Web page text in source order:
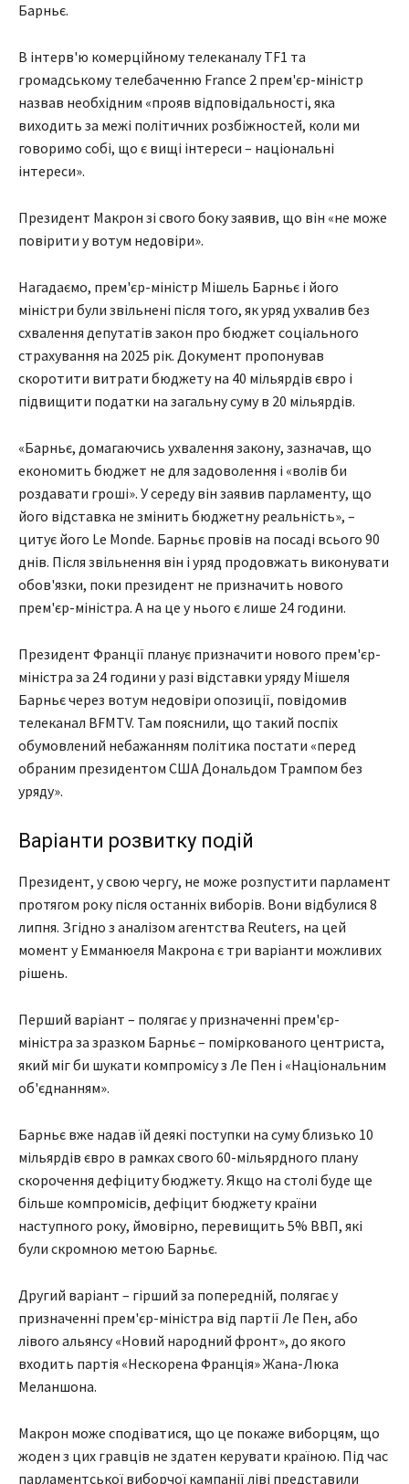
Барньє.
В інтерв'ю комерційному телеканалу TF1 та
громадському телебаченню France 2 прем'єр-міністр
назвав необхідним «прояв відповідальності, яка
виходить за межі політичних розбіжностей, коли ми
говоримо собі, що є вищі інтереси – національні
інтереси».
Президент Макрон зі свого боку заявив, що він «не може
повірити у вотум недовіри».
Нагадаємо, прем'єр-міністр Мішель Барньє і його
міністри були звільнені після того, як уряд ухвалив без
схвалення депутатів закон про бюджет соціального
страхування на 2025 рік. Документ пропонував
скоротити витрати бюджету на 40 мільярдів євро і
підвищити податки на загальну суму в 20 мільярдів.
«Барньє, домагаючись ухвалення закону, зазначав, що
економить бюджет не для задоволення і «волів би
роздавати гроші». У середу він заявив парламенту, що
його відставка не змінить бюджетну реальність», –
цитує його Le Monde. Барньє провів на посаді всього 90
днів. Після звільнення він і уряд продовжать виконувати
обов'язки, поки президент не призначить нового
прем'єр-міністра. А на це у нього є лише 24 години.
Президент Франції планує призначити нового прем'єр-
міністра за 24 години у разі відставки уряду Мішеля
Барньє через вотум недовіри опозиції, повідомив
телеканал BFMTV. Там пояснили, що такий поспіх
обумовлений небажанням політика постати «перед
обраним президентом США Дональдом Трампом без
уряду».
Варіанти розвитку подій
Президент, у свою чергу, не може розпустити парламент
протягом року після останніх виборів. Вони відбулися 8
липня. Згідно з аналізом агентства Reuters, на цей
момент у Емманюеля Макрона є три варіанти можливих
рішень.
Перший варіант – полягає у призначенні прем'єр-
міністра за зразком Барньє – поміркованого центриста,
який міг би шукати компромісу з Ле Пен і «Національним
об'єднанням».
Барньє вже надав їй деякі поступки на суму близько 10
мільярдів євро в рамках свого 60-мільярдного плану
скорочення дефіциту бюджету. Якщо на столі буде ще
більше компромісів, дефіцит бюджету країни
наступного року, ймовірно, перевищить 5% ВВП, які
були скромною метою Барньє.
Другий варіант – гірший за попередній, полягає у
призначенні прем'єр-міністра від партії Ле Пен, або
лівого альянсу «Новий народний фронт», до якого
входить партія «Нескорена Франція» Жана-Люка
Меланшона.
Макрон може сподіватися, що це покаже виборцям, що
жоден з цих гравців не здатен керувати країною. Під час
парламентської виборчої кампанії ліві представили